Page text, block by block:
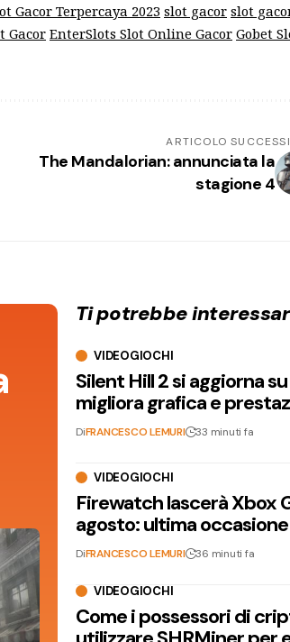
Gacor Terpercaya 2023 slot gacor slot
Gacor EnterSlots Slot Online Gacor Gobet
ARTICOLO
The Mandalorian: annunciata la
stagione 4
Ti potrebbe
VIDEOGIOCHI
Silent Hill 2 si aggiorna
migliora grafica e
DiFRANCESCO LEMURI 33 minuti fa
VIDEOGIOCHI
Firewatch lascerà Xbox
agosto: ultima
DiFRANCESCO LEMURI 36 minuti fa
VIDEOGIOCHI
Come i possessori di